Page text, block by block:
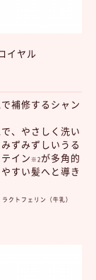
イヤル
で補修するシャン
、やさしく洗い
ずみずしいうる
イン ※2が多角的
すい髪へと導き
クトフェリン（牛乳）